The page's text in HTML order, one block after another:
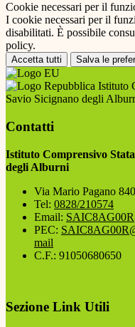
Cookie necessari per il
I cookie necessari per il
disabilitati. È possibile
policy.
Accetta tutti Salva le
Istituto
Savio Sicignano degli
Contatti
Istituto Comprensivo
degli Alburni
Via Mario Pagano
Tel: 0828/210574
Email:
PEC:
mail
C.F.: 91050680650
Sezione Link Utili